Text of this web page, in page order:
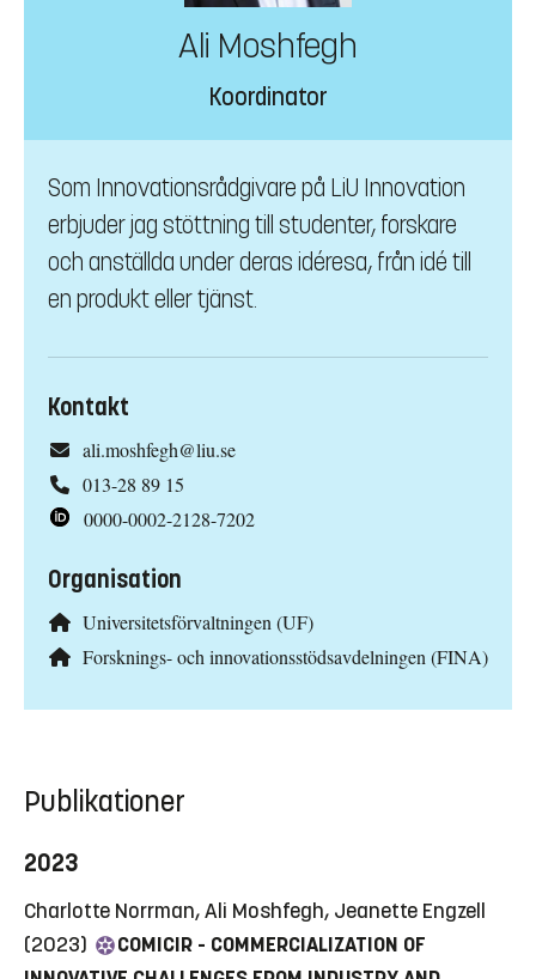
Ali Moshfegh
Koordinator
Som Innovationsrådgivare på LiU Innovation
erbjuder jag stöttning till studenter, forskare
och anställda under deras idéresa, från idé till
en produkt eller tjänst.
Kontakt
ali.moshfegh@liu.se
013-28 89 15
0000-0002-2128-7202
Organisation
Universitetsförvaltningen (UF)
Forsknings- och innovationsstödsavdelningen (FINA)
Publikationer
2023
Charlotte Norrman, Ali Moshfegh, Jeanette Engzell
(2023)
COMICIR - COMMERCIALIZATION OF